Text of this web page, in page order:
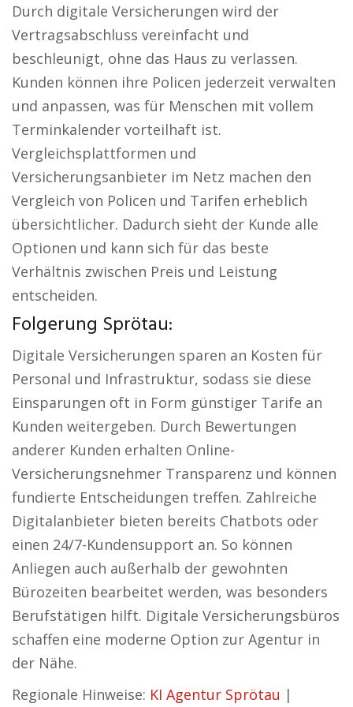
Durch digitale Versicherungen wird der
Vertragsabschluss vereinfacht und
beschleunigt, ohne das Haus zu verlassen.
Kunden können ihre Policen jederzeit verwalten
und anpassen, was für Menschen mit vollem
Terminkalender vorteilhaft ist.
Vergleichsplattformen und
Versicherungsanbieter im Netz machen den
Vergleich von Policen und Tarifen erheblich
übersichtlicher. Dadurch sieht der Kunde alle
Optionen und kann sich für das beste
Verhältnis zwischen Preis und Leistung
entscheiden.
Folgerung Sprötau:
Digitale Versicherungen sparen an Kosten für
Personal und Infrastruktur, sodass sie diese
Einsparungen oft in Form günstiger Tarife an
Kunden weitergeben. Durch Bewertungen
anderer Kunden erhalten Online-
Versicherungsnehmer Transparenz und können
fundierte Entscheidungen treffen. Zahlreiche
Digitalanbieter bieten bereits Chatbots oder
einen 24/7-Kundensupport an. So können
Anliegen auch außerhalb der gewohnten
Bürozeiten bearbeitet werden, was besonders
Berufstätigen hilft. Digitale Versicherungsbüros
schaffen eine moderne Option zur Agentur in
der Nähe.
Regionale Hinweise: KI Agentur Sprötau |